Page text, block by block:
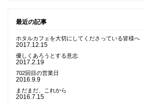
最近の記事
ホタルカフェを大切にしてくださっている皆様へ
2017.12.15
優しくあろうとする意志
2017.2.19
702回目の営業日
2016.9.9
まだまだ、これから
2016.7.15